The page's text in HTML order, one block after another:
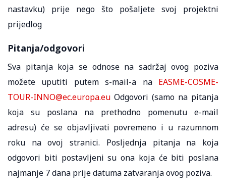
nastavku) prije nego što pošaljete svoj projektni
prijedlog
Pitanja/odgovori
Sva pitanja koja se odnose na sadržaj ovog poziva
možete uputiti putem s-mail-a na EASME-COSME-
TOUR-INNO@ec.europa.eu Odgovori (samo na pitanja
koja su poslana na prethodno pomenutu e-mail
adresu) će se objavljivati povremeno i u razumnom
roku na ovoj stranici. Posljednja pitanja na koja
odgovori biti postavljeni su ona koja će biti poslana
najmanje 7 dana prije datuma zatvaranja ovog poziva.